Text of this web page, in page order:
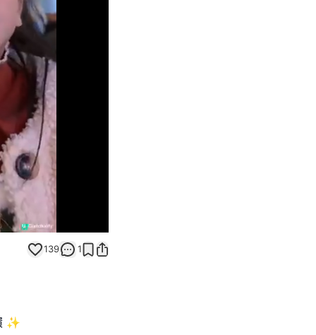
139 1
✨